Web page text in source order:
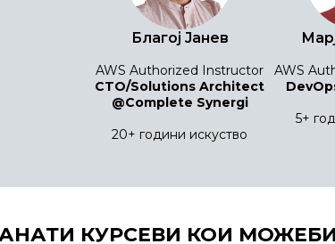
Благој Јанев
AWS Authorized Instructor
CTO/Solutions Architect
@Complete Synergi
20+ години искуство
AWS
5+
КУРСЕВИ КОИ